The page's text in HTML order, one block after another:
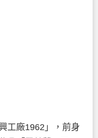
工廠1962」，前身